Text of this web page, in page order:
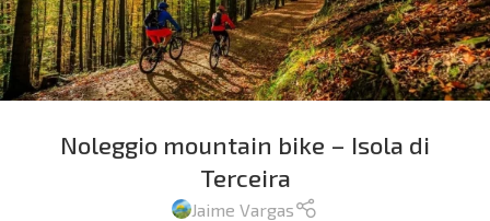
Noleggio mountain bike – Isola di
Terceira
Jaime Vargas